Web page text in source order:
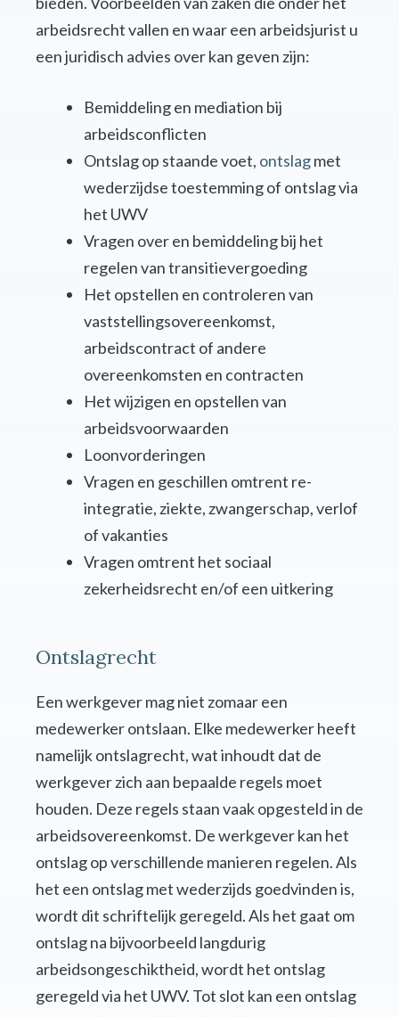
arbeidsrecht vallen en waar een arbeidsjurist u
een juridisch advies over kan geven zijn:
Bemiddeling en mediation bij
arbeidsconflicten
Ontslag op staande voet, ontslagmet
wederzijdse toestemming of ontslag via
het UWV
Vragen over en bemiddeling bij het
regelen van transitievergoeding
Het opstellen en controleren van
vaststellingsovereenkomst,
arbeidscontract of andere
overeenkomsten en contracten
Het wijzigen en opstellen van
arbeidsvoorwaarden
Loonvorderingen
Vragen en geschillen omtrent re-
integratie, ziekte, zwangerschap, verlof
of vakanties
Vragen omtrent het sociaal
zekerheidsrecht en/of een uitkering
Ontslagrecht
Een werkgever mag niet zomaar een
medewerker ontslaan. Elke medewerker heeft
namelijk ontslagrecht, wat inhoudt dat de
werkgever zich aan bepaalde regels moet
houden. Deze regels staan vaak opgesteld in de
arbeidsovereenkomst. De werkgever kan het
ontslag op verschillende manieren regelen. Als
het een ontslag met wederzijds goedvinden is,
wordt dit schriftelijk geregeld. Als het gaat om
ontslag na bijvoorbeeld langdurig
arbeidsongeschiktheid, wordt het ontslag
geregeld via het UWV. Tot slot kan een ontslag